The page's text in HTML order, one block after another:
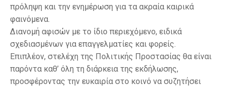
πρόληψη και την ενημέρωση για τα ακραία καιρικά
φαινόμενα.
Διανομή αφισών με το ίδιο περιεχόμενο, ειδικά
σχεδιασμένων για επαγγελματίες και φορείς.
Επιπλέον, στελέχη της Πολιτικής Προστασίας θα είναι
παρόντα καθ’ όλη τη διάρκεια της εκδήλωσης,
προσφέροντας την ευκαιρία στο κοινό να συζητήσει